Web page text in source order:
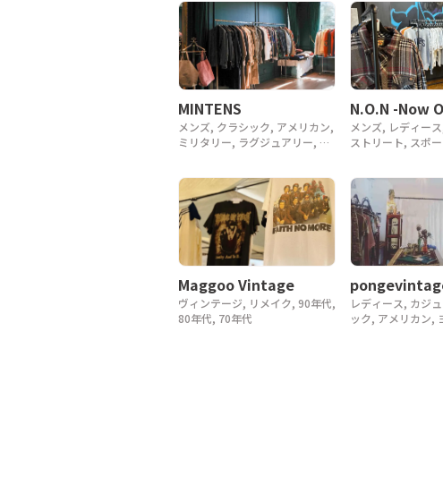
MINTENS
メンズ, クラシック, アメリカン,
ミリタリー, ラグジュアリー, デ
60年代, 50年代, 40年代
N.O.N -Now
メンズ, レディー
ストリート, スポ
Maggoo Vintage
ヴィンテージ, リメイク, 90年代,
80年代, 70年代
レディース, カジ
ック, アメリカン,